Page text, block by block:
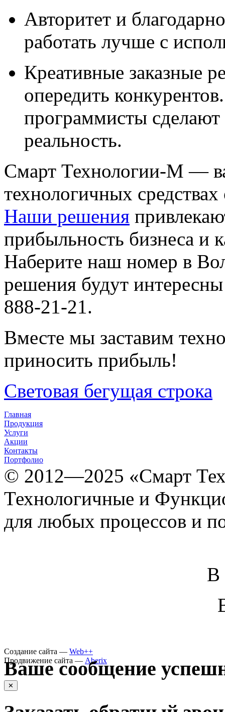
Авторитет и
работать лучше с
Креативные заказные
опередить
программисты сделают
реальность.
Смарт Технологии-М —
технологичных
Наши решения
прибыльность бизнеса и
Наберите наш номер в
решения будут
888-21-21.
Вместе мы заставим
приносить прибыль!
Световая бегущая строка
Главная
Продукция
Услуги
Акции
Контакты
Портфолио
© 2012­­­—2025 «Смарт
Технологичные и
для любых процессов и
В
Создание сайта — Web++
Продвижение сайта — Aberix
Ваше сообщение
✕